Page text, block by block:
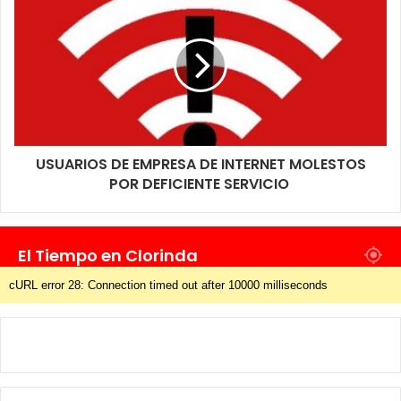
USUARIOS DE EMPRESA DE INTERNET MOLESTOS
POR DEFICIENTE SERVICIO
El Tiempo en Clorinda
cURL error 28: Connection timed out after 10000 milliseconds